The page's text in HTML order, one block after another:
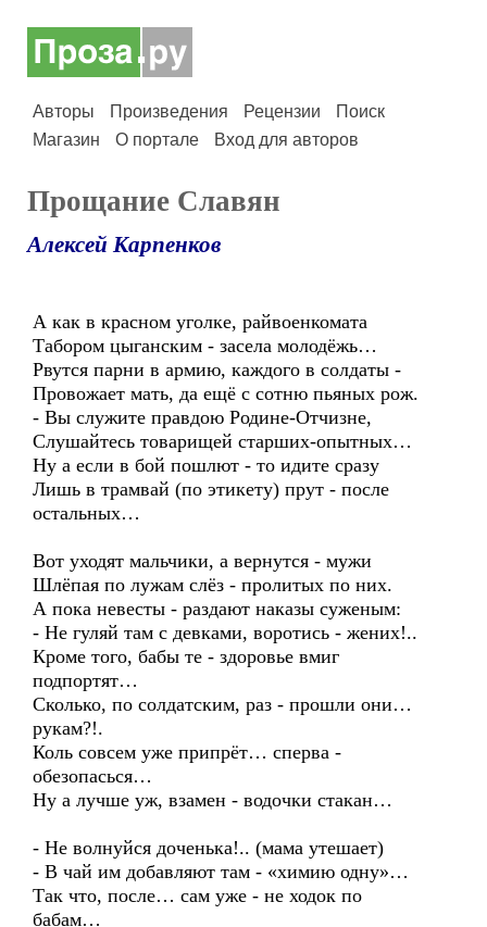
Авторы Произведения Рецензии
Поиск
Магазин
О портале Вход для авторов
Прощание Славян
Алексей Карпенков
А как в красном уголке, райвоенкомата
Табором цыганским - засела молодёжь…
Рвутся парни в армию, каждого в солдаты -
Провожает мать, да ещё с сотню пьяных рож.
- Вы служите правдою Родине-Отчизне,
Слушайтесь товарищей старших-опытных…
Ну а если в бой пошлют - то идите сразу
Лишь в трамвай (по этикету) прут - после
остальных…
Вот уходят мальчики, а вернутся - мужи
Шлёпая по лужам слёз - пролитых по них.
А пока невесты - раздают наказы суженым:
- Не гуляй там с девками, воротись - жених!..
Кроме того, бабы те - здоровье вмиг
подпортят…
Сколько, по солдатским, раз - прошли они…
рукам?!.
Коль совсем уже припрёт… сперва -
обезопасься…
Ну а лучше уж, взамен - водочки стакан…
- Не волнуйся доченька!.. (мама утешает)
- В чай им добавляют там - «химию одну»…
Так что, после… сам уже - не ходок по
бабам…